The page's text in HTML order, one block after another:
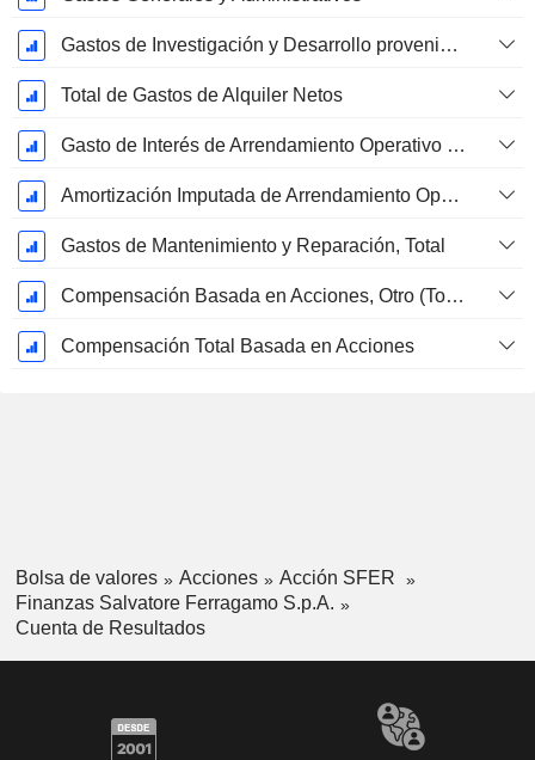
Gastos de Investigación y Desarrollo provenientes de las Notas al Pie de Página
Total de Gastos de Alquiler Netos
Gasto de Interés de Arrendamiento Operativo Imputado
Amortización Imputada de Arrendamiento Operativo
Gastos de Mantenimiento y Reparación, Total
Compensación Basada en Acciones, Otro (Total)
Compensación Total Basada en Acciones
Bolsa de valores Acciones
Acción SFER
Finanzas Salvatore Ferragamo S.p.A.
Cuenta de Resultados